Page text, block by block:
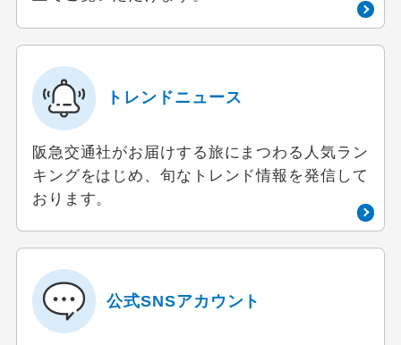
トレンドニュース
阪急交通社がお届けする旅にまつわる人気ラン
キングをはじめ、旬なトレンド情報を発信して
おります。
公式SNSアカウント